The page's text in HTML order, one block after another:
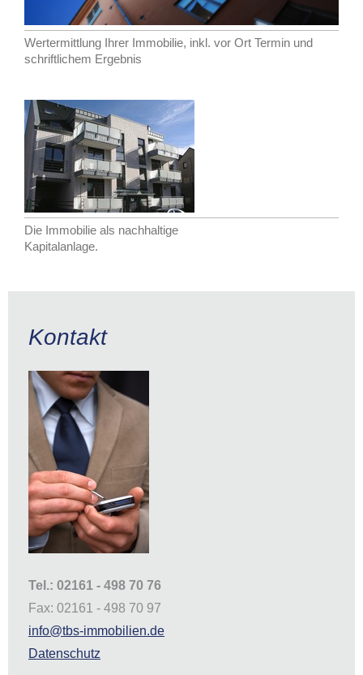
Wertermittlung Ihrer Immobilie, inkl. vor Ort Termin und
schriftlichem Ergebnis
Die Immobilie als nachhaltige
Kapitalanlage.
Kontakt
Tel.: 02161 - 498 70 76
Fax: 02161 - 498 70 97
info@tbs-immobilien.de
Datenschutz